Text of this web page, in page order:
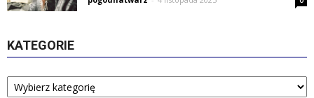
KATEGORIE
Kategorie